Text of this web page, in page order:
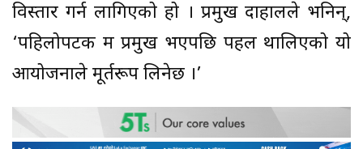
विस्तार गर्न लागिएको हो । प्रमुख दाहालले भनिन्,
‘पहिलोपटक म प्रमुख भएपछि पहल थालिएको यो
आयोजनाले मूर्तरूप लिनेछ ।’